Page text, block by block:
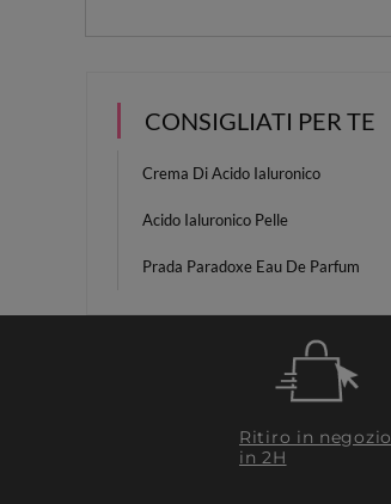
CONSIGLIATI PER TE
Crema Di Acido Ialuronico
Acido Ialuronico Pelle
Prada Paradoxe Eau De Parfum
Ritiro in negozio
in 2H